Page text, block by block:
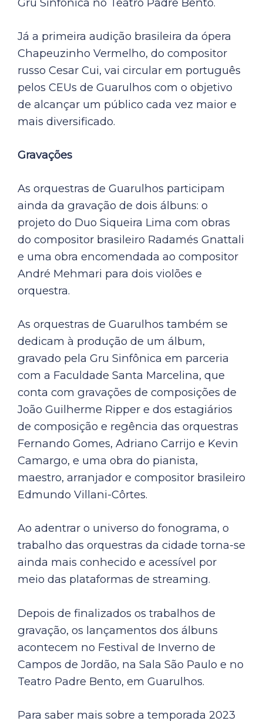
Já a primeira audição brasileira da ópera
Chapeuzinho Vermelho, do compositor
russo Cesar Cui, vai circular em português
pelos CEUs de Guarulhos com o objetivo
de alcançar um público cada vez maior e
mais diversificado.
Gravações
As orquestras de Guarulhos participam
ainda da gravação de dois álbuns: o
projeto do Duo Siqueira Lima com obras
do compositor brasileiro Radamés Gnattali
e uma obra encomendada ao compositor
André Mehmari para dois violões e
orquestra.
As orquestras de Guarulhos também se
dedicam à produção de um álbum,
gravado pela Gru Sinfônica em parceria
com a Faculdade Santa Marcelina, que
conta com gravações de composições de
João Guilherme Ripper e dos estagiários
de composição e regência das orquestras
Fernando Gomes, Adriano Carrijo e Kevin
Camargo, e uma obra do pianista,
maestro, arranjador e compositor brasileiro
Edmundo Villani-Côrtes.
Ao adentrar o universo do fonograma, o
trabalho das orquestras da cidade torna-se
ainda mais conhecido e acessível por
meio das plataformas de streaming.
Depois de finalizados os trabalhos de
gravação, os lançamentos dos álbuns
acontecem no Festival de Inverno de
Campos de Jordão, na Sala São Paulo e no
Teatro Padre Bento, em Guarulhos.
Para saber mais sobre a temporada 2023